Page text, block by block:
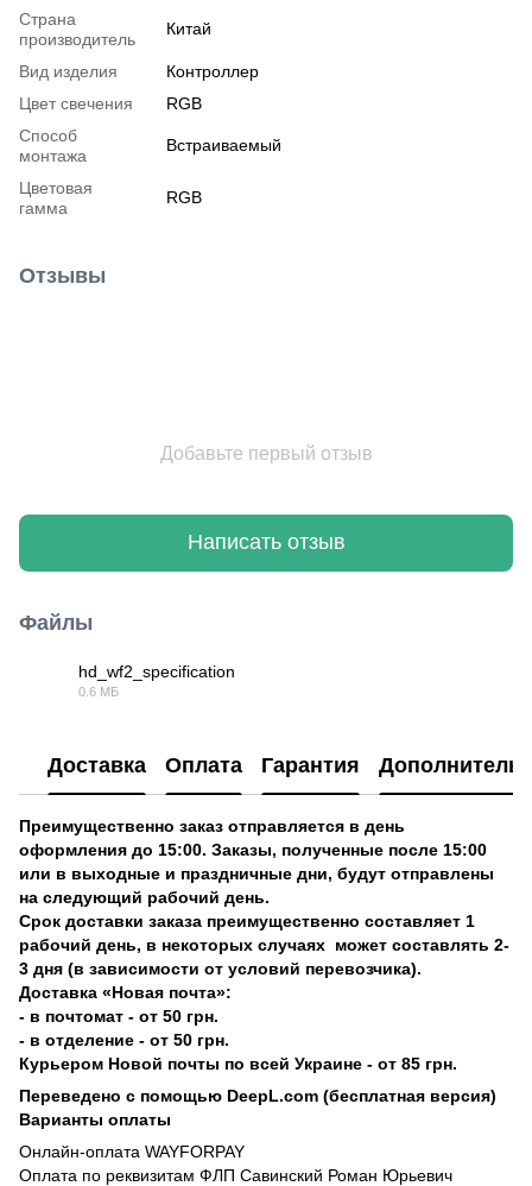
Страна
производитель
Китай
Вид изделия
Контроллер
Цвет свечения
RGB
Способ
монтажа
Встраиваемый
Цветовая
гамма
RGB
Отзывы
Добавьте первый отзыв
Написать отзыв
Файлы
hd_wf2_specification
0.6 МБ
Доставка Оплата Гарантия
Преимущественно заказ отправляется в день
оформления до 15:00. Заказы, полученные после 15:00
или в выходные и праздничные дни, будут отправлены
на следующий рабочий день.
Срок доставки заказа преимущественно составляет 1
рабочий день, в некоторых случаях может составлять 2-
3 дня (в зависимости от условий перевозчика).
Доставка «Новая почта»:
- в почтомат - от 50 грн.
- в отделение - от 50 грн.
Курьером Новой почты по всей Украине - от 85 грн.
Переведено с помощью DeepL.com (бесплатная версия)
Варианты оплаты
Онлайн-оплата WAYFORPAY
Оплата по реквизитам ФЛП Савинский Роман Юрьевич